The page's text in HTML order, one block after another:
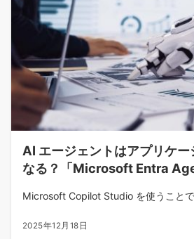
AI エージェントはアプリケ
なる？「Microsoft Entra
Microsoft Copilot Studio を使うこと
2025年12月18日